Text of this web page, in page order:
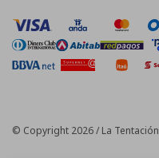
© Copyright 2026 / La Tentación